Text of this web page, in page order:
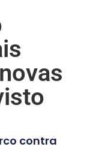
contra